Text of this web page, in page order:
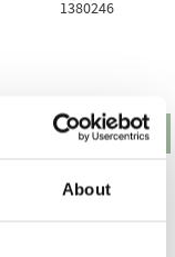
About
1380246
Användning
är ett